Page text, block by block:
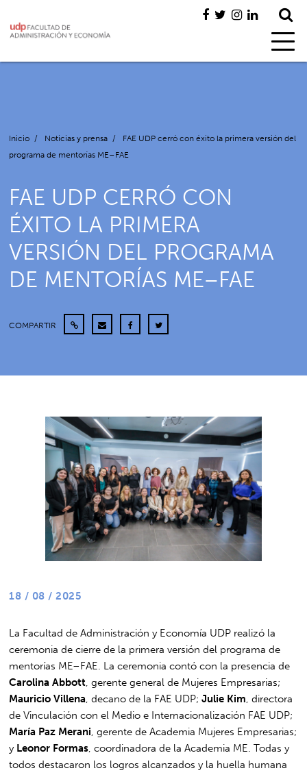
Inicio / Noticias y prensa /
FAE UDP cerró con éxito la primera versión del
programa de mentorías ME–FAE
FAE UDP CERRÓ CON
ÉXITO LA PRIMERA
VERSIÓN DEL PROGRAMA
DE MENTORÍAS ME–FAE
COMPARTIR
18 / 08 / 2025
La Facultad de Administración y Economía UDP realizó la
ceremonia de cierre de la primera versión del programa de
mentorías ME–FAE. La ceremonia contó con la presencia de
Carolina Abbott , gerente general de Mujeres Empresarias;
Mauricio Villena , decano de la FAE UDP;Julie Kim , directora
de Vinculación con el Medio e Internacionalización FAE UDP;
María Paz Merani , gerente de Academia Mujeres Empresarias;
y Leonor Formas , coordinadora de la Academia ME. Todas y
todos destacaron los logros alcanzados y la huella humana